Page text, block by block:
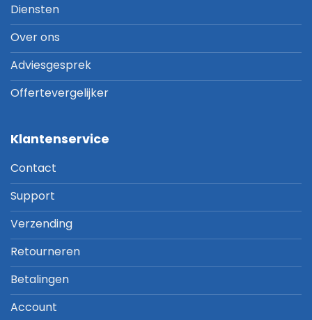
Diensten
Over ons
Adviesgesprek
Offertevergelijker
Klantenservice
Contact
Support
Verzending
Retourneren
Betalingen
Account